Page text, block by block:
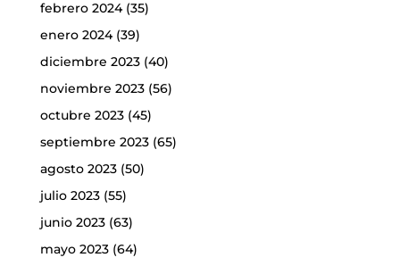
febrero 2024(35)
enero 2024(39)
diciembre 2023(40)
noviembre 2023(56)
octubre 2023(45)
septiembre 2023(65)
agosto 2023(50)
julio 2023(55)
junio 2023(63)
mayo 2023(64)